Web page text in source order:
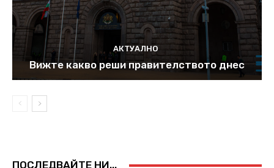
АКТУАЛНО
Вижте какво реши правителството днес
ПОСЛЕДВАЙТЕ НИ...